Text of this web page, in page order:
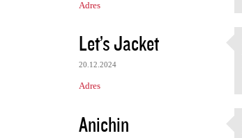
Adres
Let’s Jacket
20.12.2024
Adres
Anichin